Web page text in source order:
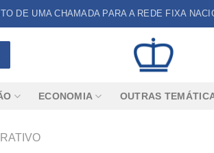
DE UMA CHAMADA PARA A REDE FIXA
ECONOMIA OUTRAS